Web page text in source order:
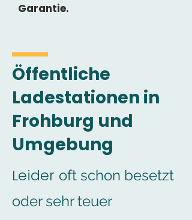
Garantie.
Öffentliche
Ladestationen in
Frohburg und
Umgebung
Leider oft schon besetzt
oder sehr teuer